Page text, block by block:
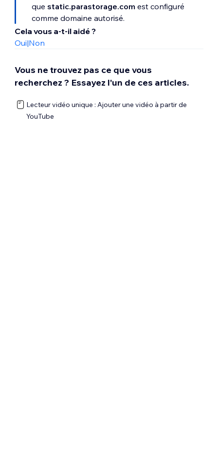
que static.parastorage.com est configuré
comme domaine autorisé.
Cela vous a-t-il aidé ?
Oui|Non
Vous ne trouvez pas ce que vous
recherchez ? Essayez l'un de ces articles.
Lecteur vidéo unique : Ajouter une vidéo à partir de
YouTube